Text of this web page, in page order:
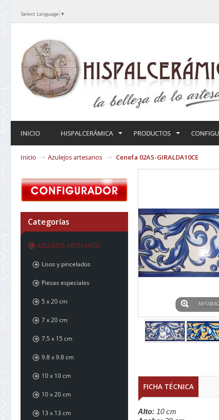
Select Language ▼
INICIO HISPALCERÁMICA PRODUCTOS
Inicio Azulejos artesanos Cenefa 02AS-GIRALDA10CE
Categorías
AZULEJOS ARTESANOS
Lisos y pincelados
Piezas especiales
5 x 20 cm
7 x 20 cm
7.5 x 15 cm
9.8 x 9.8 cm
10 x 10 cm
10 x 20 cm
13 x 13 cm
FICHA TÉCNICA
Alto: 10 cm